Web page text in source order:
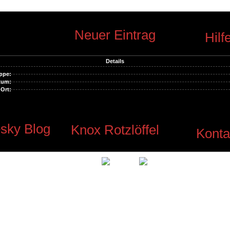
Neuer Eintrag
Details
Ort:
Blog Knox Rotzlöffel